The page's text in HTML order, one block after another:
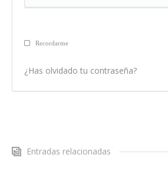
Recordarme
¿Has olvidado tu contraseña?
Entradas relacionadas